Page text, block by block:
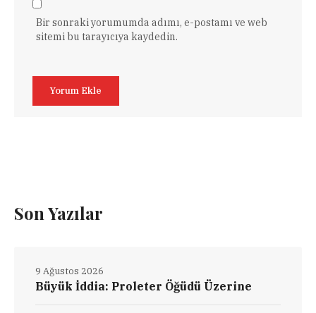
Bir sonraki yorumumda adımı, e-postamı ve web
sitemi bu tarayıcıya kaydedin.
Son Yazılar
Büyük İddia: Proleter Öğüdü Üzerine
9 Ağustos 2026